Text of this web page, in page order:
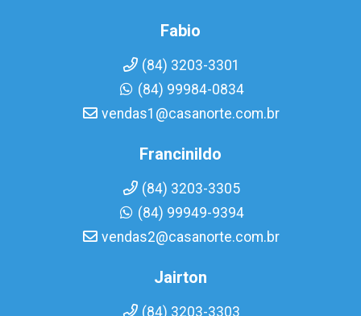
Fabio
(84) 3203-3301
(84) 99984-0834
vendas1@casanorte.com.br
Francinildo
(84) 3203-3305
(84) 99949-9394
vendas2@casanorte.com.br
Jairton
(84) 3203-3303